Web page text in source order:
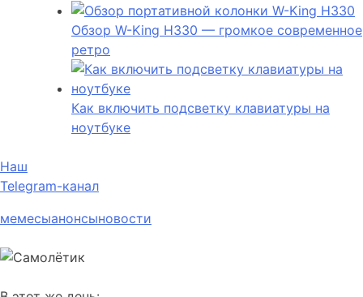
Обзор W-King H330 — громкое современное
ретро
Как включить подсветку клавиатуры на
ноутбуке
Наш
Telegram-канал
мемесыанонсыновости